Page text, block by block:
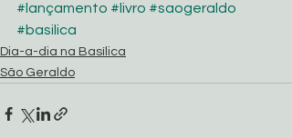
#lançamento #livro #saogeraldo
#basilica
Dia-a-dia na Basílica
São Geraldo